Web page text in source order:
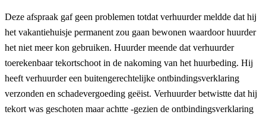
Deze afspraak gaf geen problemen totdat verhuurder meldde dat hij
het vakantiehuisje permanent zou gaan bewonen waardoor huurder
het niet meer kon gebruiken. Huurder meende dat verhuurder
toerekenbaar tekortschoot in de nakoming van het huurbeding. Hij
heeft verhuurder een buitengerechtelijke ontbindingsverklaring
verzonden en schadevergoeding geëist. Verhuurder betwistte dat hij
tekort was geschoten maar achtte -gezien de ontbindingsverklaring